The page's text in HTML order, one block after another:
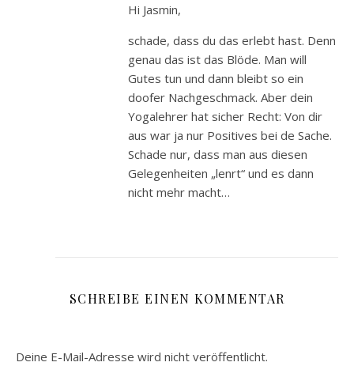
Hi Jasmin,
schade, dass du das erlebt hast. Denn
genau das ist das Blöde. Man will
Gutes tun und dann bleibt so ein
doofer Nachgeschmack. Aber dein
Yogalehrer hat sicher Recht: Von dir
aus war ja nur Positives bei de Sache.
Schade nur, dass man aus diesen
Gelegenheiten „lenrt“ und es dann
nicht mehr macht…
SCHREIBE EINEN KOMMENTAR
Deine E-Mail-Adresse wird nicht veröffentlicht.